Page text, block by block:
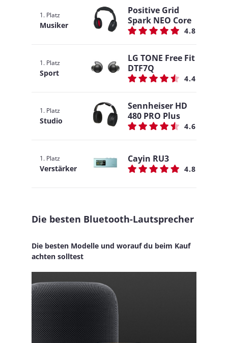
1. Platz
Musiker
Positive Grid
Spark NEO Core
4.8
1. Platz
Sport
LG TONE Free Fit
DTF7Q
4.4
1. Platz
Studio
Sennheiser HD
480 PRO Plus
4.6
1. Platz
Verstärker
Cayin RU3
4.8
Die besten Bluetooth-Lautsprecher
Die besten Modelle und worauf du beim Kauf
achten solltest